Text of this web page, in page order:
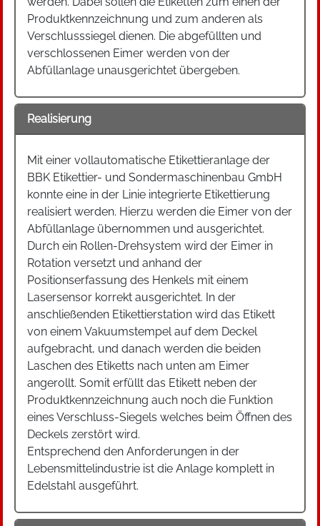
Produktkennzeichnung und zum anderen als
Verschlusssiegel dienen. Die abgefüllten und
verschlossenen Eimer werden von der
Abfüllanlage unausgerichtet übergeben.
Realisierung
Mit einer vollautomatische Etikettieranlage der
BBK Etikettier- und Sondermaschinenbau GmbH
konnte eine in der Linie integrierte Etikettierung
realisiert werden. Hierzu werden die Eimer von der
Abfüllanlage übernommen und ausgerichtet.
Durch ein Rollen-Drehsystem wird der Eimer in
Rotation versetzt und anhand der
Positionserfassung des Henkels mit einem
Lasersensor korrekt ausgerichtet. In der
anschließenden Etikettierstation wird das Etikett
von einem Vakuumstempel auf dem Deckel
aufgebracht, und danach werden die beiden
Laschen des Etiketts nach unten am Eimer
angerollt. Somit erfüllt das Etikett neben der
Produktkennzeichnung auch noch die Funktion
eines Verschluss-Siegels welches beim Öffnen des
Deckels zerstört wird.
Entsprechend den Anforderungen in der
Lebensmittelindustrie ist die Anlage komplett in
Edelstahl ausgeführt.